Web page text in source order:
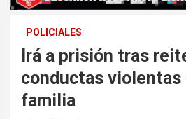
POLICIALES
Irá a prisión tras
conductas violentas
familia